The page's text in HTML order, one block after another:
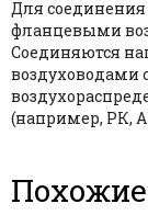
Для
фланцевыми
Соединяются
воздуховодами
(например, РК,